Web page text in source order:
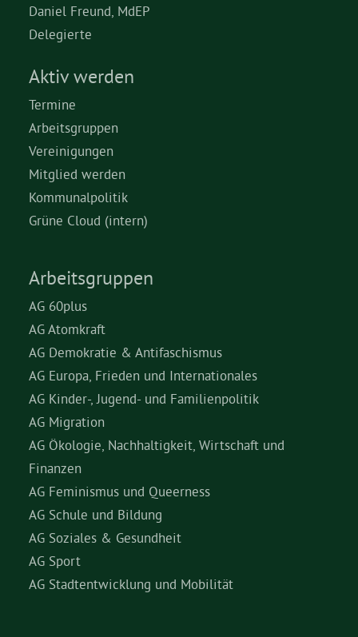
Daniel Freund, MdEP
Delegierte
Aktiv werden
Termine
Arbeitsgruppen
Vereinigungen
Mitglied werden
Kommunalpolitik
Grüne Cloud (intern)
Arbeitsgruppen
AG 60plus
AG Atomkraft
AG Demokratie & Antifaschismus
AG Europa, Frieden und Internationales
AG Kinder-, Jugend- und Familienpolitik
AG Migration
AG Ökologie, Nachhaltigkeit, Wirtschaft und
Finanzen
AG Feminismus und Queerness
AG Schule und Bildung
AG Soziales & Gesundheit
AG Sport
AG Stadtentwicklung und Mobilität